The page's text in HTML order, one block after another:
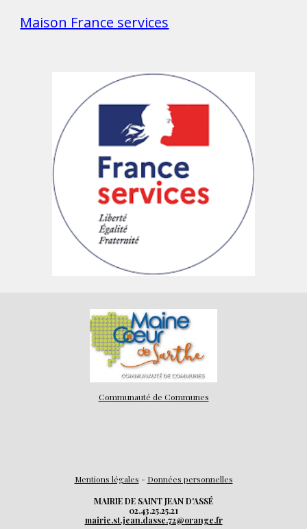
Maison France services
Communauté de Communes
Mentions légales - Données personnelles
MAIRIE DE SAINT JEAN D'ASSÉ
02.43.25.25.21
mairie.st.jean.dasse.72@orange.fr